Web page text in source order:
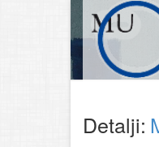
Detalji: